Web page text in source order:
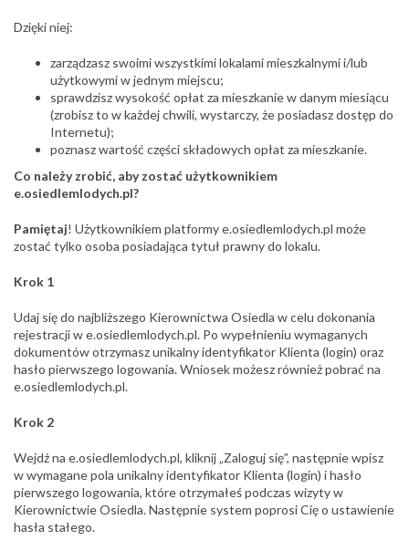
Dzięki niej:
zarządzasz swoimi wszystkimi lokalami mieszkalnymi i/lub
użytkowymi w jednym miejscu;
sprawdzisz wysokość opłat za mieszkanie w danym miesiącu
(zrobisz to w każdej chwili, wystarczy, że posiadasz dostęp do
Internetu);
poznasz wartość części składowych opłat za mieszkanie.
Co należy zrobić, aby zostać użytkownikiem
e.osiedlemlodych.pl?
Pamiętaj! Użytkownikiem platformy e.osiedlemlodych.pl może
zostać tylko osoba posiadająca tytuł prawny do lokalu.
Krok 1
Udaj się do najbliższego Kierownictwa Osiedla w celu dokonania
rejestracji w e.osiedlemlodych.pl. Po wypełnieniu wymaganych
dokumentów otrzymasz unikalny identyfikator Klienta (login) oraz
hasło pierwszego logowania. Wniosek możesz również pobrać na
e.osiedlemlodych.pl.
Krok 2
Wejdź na e.osiedlemlodych.pl, kliknij „Zaloguj się”, następnie wpisz
w wymagane pola unikalny identyfikator Klienta (login) i hasło
pierwszego logowania, które otrzymałeś podczas wizyty w
Kierownictwie Osiedla. Następnie system poprosi Cię o ustawienie
hasła stałego.